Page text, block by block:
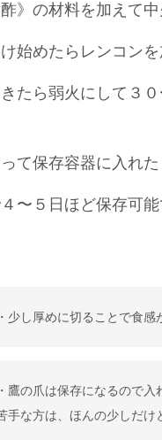
》の材料を加えて
始めたらレンコン
たら弱火にして３
て保存容器に入れ
〜５日ほど保存可
少し厚めに切ることで食感
鷹の爪は保存になるので入
手な方は、ほんの少しだけ